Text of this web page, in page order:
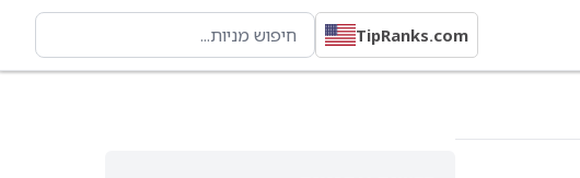
TipRanks.com